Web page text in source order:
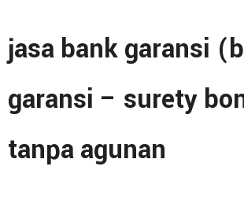
jasa bank garansi
garansi – surety
tanpa agunan